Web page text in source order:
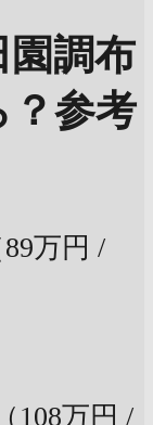
調布
参考
89万円 /
（108万円 /